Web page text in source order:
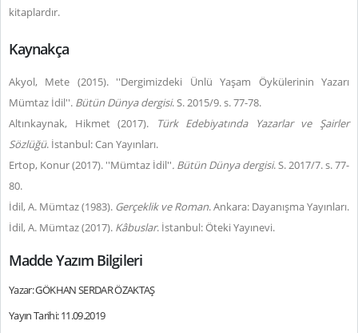
kitaplardır.
Kaynakça
Akyol, Mete (2015). ''Dergimizdeki Ünlü Yaşam Öykülerinin Yazarı
Mümtaz İdil''. Bütün Dünya dergisi. S. 2015/9. s. 77-78.
Altınkaynak, Hikmet (2017).
Türk Edebiyatında Yazarlar ve Şairler
Sözlüğü. İstanbul: Can Yayınları.
Ertop, Konur (2017). ''Mümtaz İdil''. Bütün Dünya dergisi. S. 2017/7. s. 77-
80.
İdil, A. Mümtaz (1983). Gerçeklik ve Roman. Ankara: Dayanışma Yayınları.
İdil, A. Mümtaz (2017). Kâbuslar. İstanbul: Öteki Yayınevi.
Madde Yazım Bilgileri
Yazar: GÖKHAN SERDAR ÖZAKTAŞ
Yayın Tarihi: 11.09.2019